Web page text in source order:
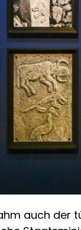
auch der